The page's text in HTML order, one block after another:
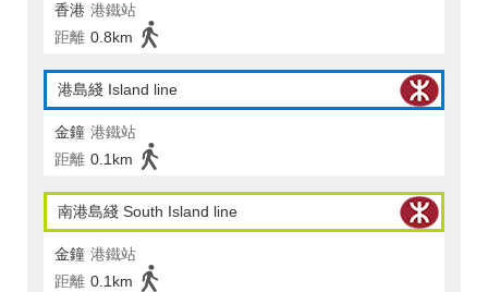
香港 港鐵站
距離 0.8km
港島綫 Island line
金鐘 港鐵站
距離 0.1km
南港島綫 South Island line
金鐘 港鐵站
距離 0.1km